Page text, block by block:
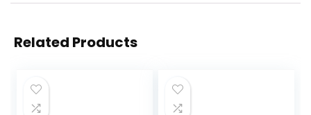
Related Products